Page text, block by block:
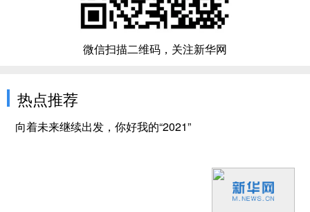
微信扫描二维码，关注新华网
热点推荐
向着未来继续出发，你好我的“2021”